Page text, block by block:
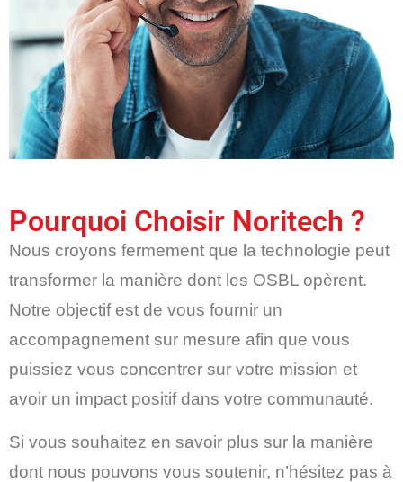
Pourquoi Choisir Noritech ?
Nous croyons fermement que la technologie peut
transformer la manière dont les OSBL opèrent.
Notre objectif est de vous fournir un
accompagnement sur mesure afin que vous
puissiez vous concentrer sur votre mission et
avoir un impact positif dans votre communauté.
Si vous souhaitez en savoir plus sur la manière
dont nous pouvons vous soutenir, n’hésitez pas à